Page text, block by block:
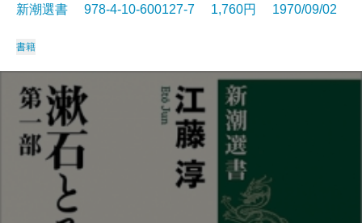
新潮選書 978-4-10-600127-7 1,760円 1970/09/02
書籍